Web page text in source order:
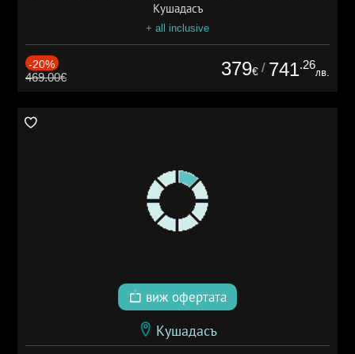
Кушадасъ
+ all inclusive
-20%
469.00€ 379€ / 741.26
лв.
виж офертата
Кушадасъ